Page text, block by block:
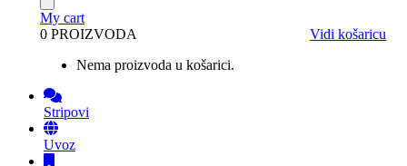
My cart
0 PROIZVODA
Vidi košaricu
Nema proizvoda u košarici.
Stripovi
Uvoz